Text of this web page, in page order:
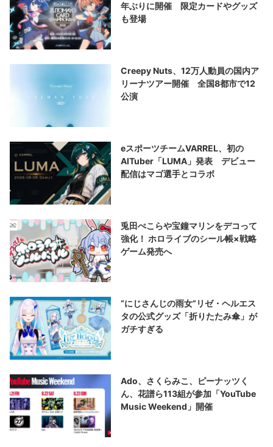
年ぶりに開催 限定カードやグッズ
も登場
Creepy Nuts、12万人動員の国内ア
リーナツアー開催 全国8都市で12
公演
eスポーツチームVARREL、初の
AITuber「LUMA」発表 デビュー
配信はマゴ選手とコラボ
兎田ぺこらや宝鐘マリンをデコって
強化！ ホロライブのシール帳×戦略
ゲーム発売へ
“にじさんじの雨女”リゼ・ヘルエス
タの公式グッズ「折りたたみ傘」が
ガチすぎる
Ado、さくらみこ、ピーナッツく
ん、花譜ら113組が参加「YouTube
Music Weekend」開催